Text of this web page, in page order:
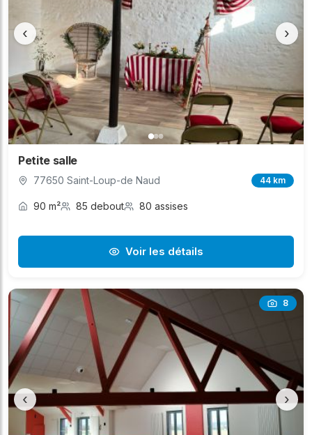
‹ ›
Petite salle
77650 Saint-Loup-de Naud 44 km
90 m² 85 debout 80 assises
Voir les détails
8
‹ ›